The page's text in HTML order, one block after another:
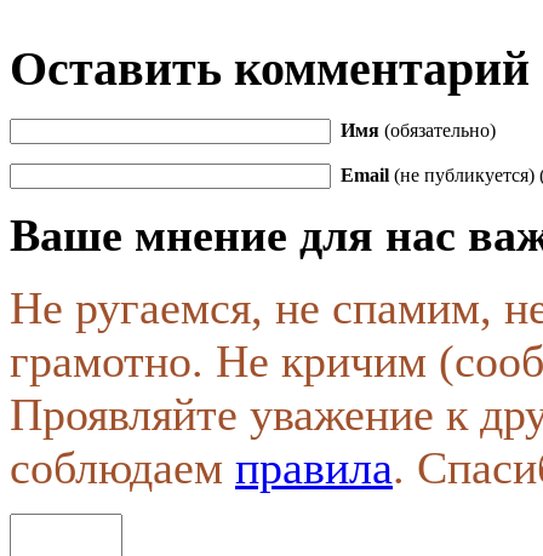
Оставить комментарий
Имя (обязательно)
Email (не публикуется)
Ваше мнение для нас
Не ругаемся, не спамим,
грамотно. Не кричим
Проявляйте уважение к
соблюдаем правила.